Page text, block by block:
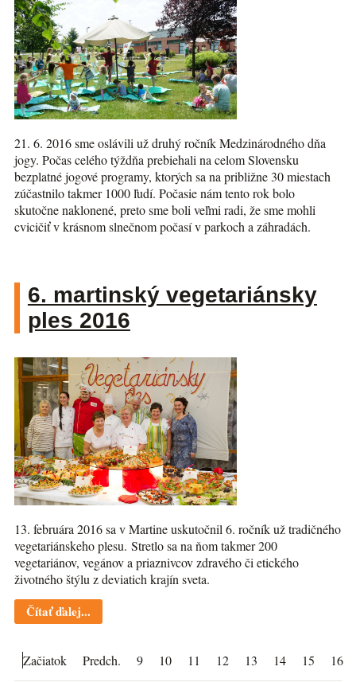
21. 6. 2016 sme oslávili už druhý ročník Medzinárodného dňa
jogy. Počas celého týždňa prebiehali na celom Slovensku
bezplatné jogové programy, ktorých sa na približne 30 miestach
zúčastnilo takmer 1000 ľudí. Počasie nám tento rok bolo
skutočne naklonené, preto sme boli veľmi radi, že sme mohli
cvicičiť v krásnom slnečnom počasí v parkoch a záhradách.
6. martinský vegetariánsky
ples 2016
13. februára 2016 sa v Martine uskutočnil 6. ročník už tradičného
vegetariánskeho plesu. Stretlo sa na ňom takmer 200
vegetariánov, vegánov a priaznivcov zdravého či etického
životného štýlu z deviatich krajín sveta.
Čítať ďalej...
Začiatok Predch. 9 10 11 12 13 14 15 16